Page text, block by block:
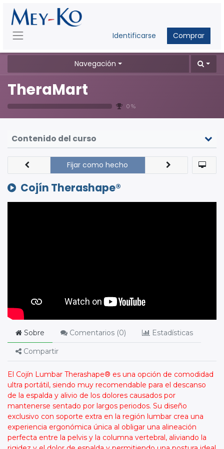
Identificarse Comprar
Navegación
TheraMart
0 %
Contenido del curso
Cojín Therashape®
Fijar como hecho
Sobre Comentarios (0) Estadísticas
Compartir
El Cojín Lumbar Therashape® es una opción de comodidad
ultra portátil, siendo muy recomendable para el descanso
de la espalda y alivio de los dolores causados por
mantenerse sentado por largos periodos. Su diseño
exclusivo con soporte extra en la región lumbar crea una
experiencia ergonómica única al obligar una alineación
perfecta entre la pelvis y la columna vertebral, aliviando la